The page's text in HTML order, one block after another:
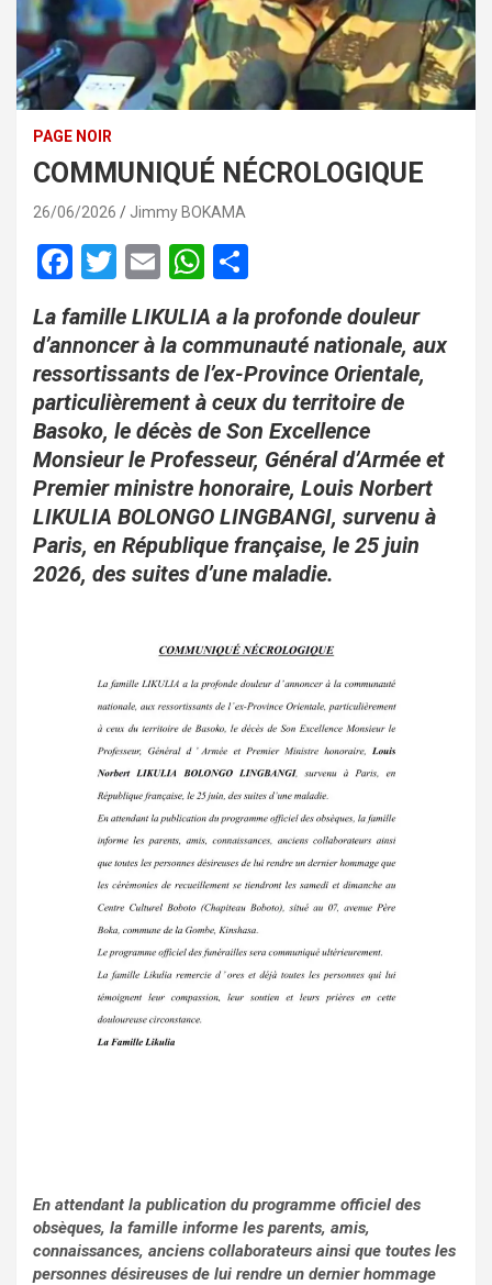
PAGE NOIR
COMMUNIQUÉ NÉCROLOGIQUE
26/06/2026 Jimmy BOKAMA
F
ce
b
o
o
k
T
tt
er
E
ail
W
at
s
A
p
p
ta
g
er
La famille LIKULIA a la profonde douleur
d’annoncer à la communauté nationale, aux
ressortissants de l’ex-Province Orientale,
particulièrement à ceux du territoire de
Basoko, le décès de Son Excellence
Monsieur le Professeur, Général d’Armée et
Premier ministre honoraire, Louis Norbert
LIKULIA BOLONGO LINGBANGI, survenu à
Paris, en République française, le 25 juin
2026, des suites d’une maladie.
En attendant la publication du programme officiel des
obsèques, la famille informe les parents, amis,
connaissances, anciens collaborateurs ainsi que toutes les
personnes désireuses de lui rendre un dernier hommage